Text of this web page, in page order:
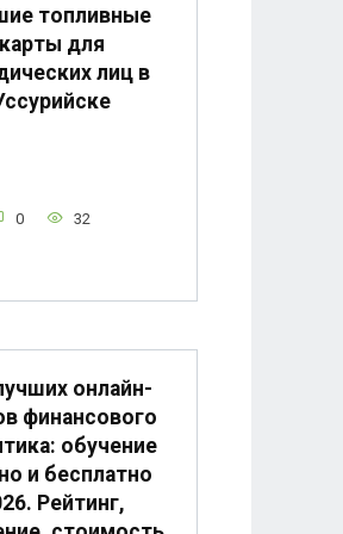
топливные
карты для
лиц в
0 32
онлайн-
финансового
обучение
и бесплатно
Рейтинг,